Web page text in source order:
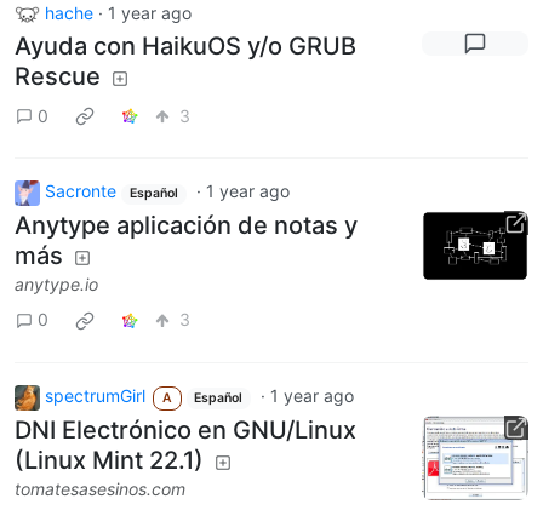
hache · 1 year ago
Ayuda con HaikuOS y/o GRUB
Rescue
0 3
Sacronte Español · 1 year ago
Anytype aplicación de notas y
más
anytype.io
0
3
spectrumGirl A Español · 1 year ago
DNI Electrónico en GNU/Linux
(Linux Mint 22.1)
tomatesasesinos.com